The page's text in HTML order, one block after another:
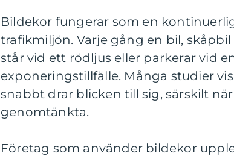
Bildekor fungerar som en
trafikmiljön. Varje gång en bil,
står vid ett rödljus eller parkerar vid
exponeringstillfälle. Många studier
snabbt drar blicken till sig, särskilt
genomtänkta.
Företag som använder bildekor